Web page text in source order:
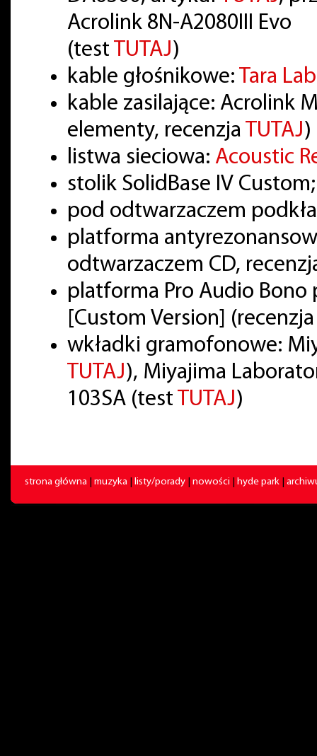
Acrolink 8N-A2080III Evo
(test TUTAJ)
kable głośnikowe: Tara
kable zasilające: Acrolink
elementy, recenzja TUTAJ)
listwa sieciowa: Acoustic
stolik SolidBase IV
pod odtwarzaczem
platforma
odtwarzaczem CD,
platforma Pro Audio Bono
[Custom Version]
wkładki gramofonowe:
TUTAJ), Miyajima
103SA (test TUTAJ)
strona główna muzyka listy/porady nowości hyde park